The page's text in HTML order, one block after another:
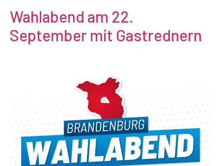
Wahlabend am 22.
September mit Gastrednern